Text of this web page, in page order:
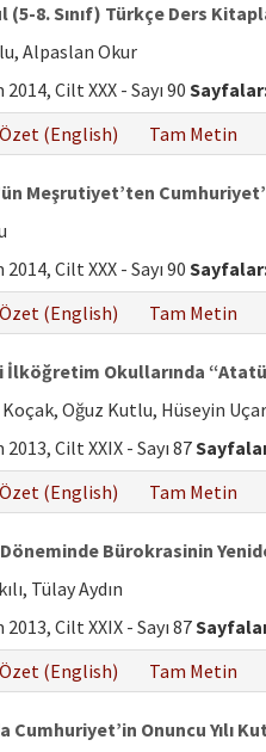
(5-8. Sınıf) Türkçe Ders
Alpaslan Okur
2014, Cilt XXX - Sayı 90
Özet (English) Tam Metin
Meşrutiyet’ten
2014, Cilt XXX - Sayı 90
Özet (English) Tam Metin
İlköğretim Okullarında
Oğuz Kutlu, Hüseyin Uçar
2013, Cilt XXIX - Sayı 87
Özet (English) Tam Metin
Bürokrasinin
Tülay Aydın
2013, Cilt XXIX - Sayı 87
Özet (English) Tam Metin
Cumhuriyet’in Onuncu Yılı